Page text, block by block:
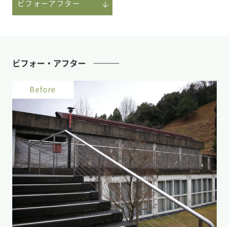
ビフォーアフター
ビフォー・アフター
Before